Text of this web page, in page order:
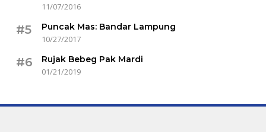
11/07/2016
#5
Puncak Mas: Bandar Lampung
10/27/2017
#6
Rujak Bebeg Pak Mardi
01/21/2019